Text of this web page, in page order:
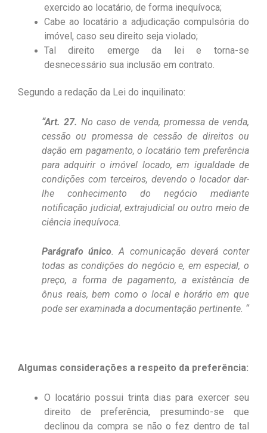
exercido ao locatário, de forma inequívoca;
Cabe ao locatário a adjudicação compulsória do
imóvel, caso seu direito seja violado;
Tal direito emerge da lei e torna-se
desnecessário sua inclusão em contrato.
Segundo a redação da Lei do inquilinato:
“Art. 27. No caso de venda, promessa de venda,
cessão ou promessa de cessão de direitos ou
dação em pagamento, o locatário tem preferência
para adquirir o imóvel locado, em igualdade de
condições com terceiros, devendo o locador dar-
lhe conhecimento do negócio mediante
notificação judicial, extrajudicial ou outro meio de
ciência inequívoca.
Parágrafo único. A comunicação deverá conter
todas as condições do negócio e, em especial, o
preço, a forma de pagamento, a existência de
ônus reais, bem como o local e horário em que
pode ser examinada a documentação pertinente. “
Algumas considerações a respeito da preferência:
O locatário possui trinta dias para exercer seu
direito de preferência, presumindo-se que
declinou da compra se não o fez dentro de tal